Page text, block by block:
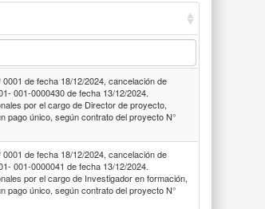
0001 de fecha 18/12/2024, cancelación de
001-0000430 de fecha 13/12/2024.
por el cargo de Director de proyecto,
pago único, según contrato del proyecto N°
0001 de fecha 18/12/2024, cancelación de
001-0000041 de fecha 13/12/2024.
por el cargo de Investigador en formación,
pago único, según contrato del proyecto N°